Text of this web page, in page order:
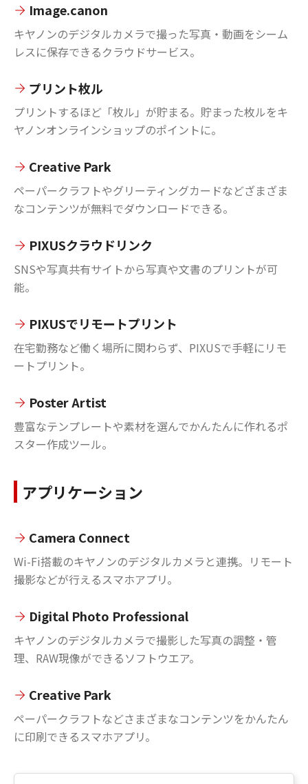
Image.canon
キヤノンのデジタルカメラで撮った写真・動画をシーム
レスに保存できるクラウドサービス。
プリント枚ル
プリントするほど「枚ル」が貯まる。貯まった枚ルをキ
ヤノンオンラインショップのポイントに。
Creative Park
ペーパークラフトやグリーティングカードなどざまざま
なコンテンツが無料でダウンロードできる。
PIXUSクラウドリンク
SNSや写真共有サイトから写真や文書のプリントが可
能。
PIXUSでリモートプリント
在宅勤務など働く場所に関わらず、PIXUSで手軽にリモ
ートプリント。
Poster Artist
豊富なテンプレートや素材を選んでかんたんに作れるポ
スター作成ツール。
アプリケーション
Camera Connect
Wi-Fi搭載のキヤノンのデジタルカメラと連携。リモート
撮影などが行えるスマホアプリ。
Digital Photo Professional
キヤノンのデジタルカメラで撮影した写真の調整・管
理、RAW現像ができるソフトウエア。
Creative Park
ペーパークラフトなどさまざまなコンテンツをかんたん
に印刷できるスマホアプリ。